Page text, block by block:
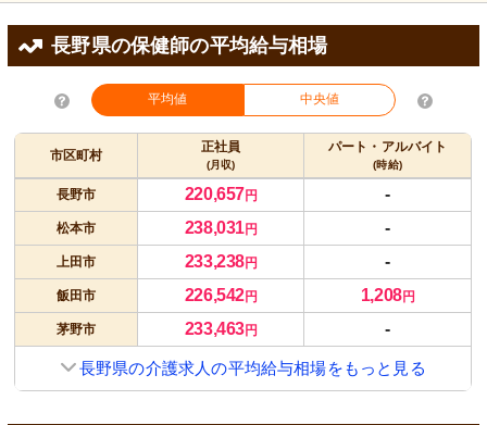
長野県の保健師の平均給与相場
平均値 中央値
市区町村
正社員
(月収)
パート・アルバイト
(時給)
長野市 220,657円 -
松本市 238,031円 -
上田市 233,238円 -
飯田市 226,542円 1,208円
茅野市 233,463円 -
長野県の介護求人の平均給与相場をもっと見る